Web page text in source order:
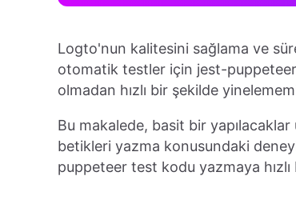
Logto'nun kalitesini sağlama ve
otomatik testler için jest-
olmadan hızlı bir şekilde
Bu makalede, basit bir
betikleri yazma konusundaki
puppeteer test kodu yazmaya hızlı